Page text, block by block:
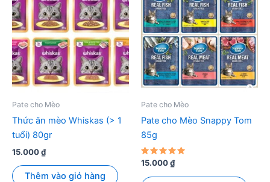
Pate cho Mèo
Thức ăn mèo Whiskas (> 1
tuổi) 80gr
15.000₫
Thêm vào giỏ hàng
Pate cho Mèo
Pate cho Mèo Snappy Tom
85g
Được xếp
hạng
5.00
15.000₫